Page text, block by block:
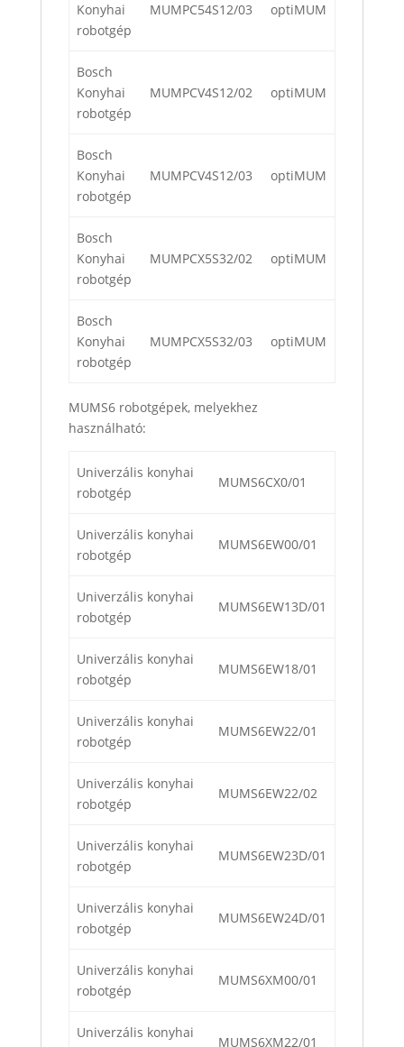
Konyhai
robotgép
MUMPC54S12/03 optiMUM
Bosch
Konyhai
robotgép
MUMPCV4S12/02 optiMUM
Bosch
Konyhai
robotgép
MUMPCV4S12/03 optiMUM
Bosch
Konyhai
robotgép
MUMPCX5S32/02 optiMUM
Bosch
Konyhai
robotgép
MUMPCX5S32/03 optiMUM
MUMS6 robotgépek, melyekhez
használható:
Univerzális konyhai
robotgép
MUMS6CX0/01
Univerzális konyhai
robotgép
MUMS6EW00/01
Univerzális konyhai
robotgép
MUMS6EW13D/01
Univerzális konyhai
robotgép
MUMS6EW18/01
Univerzális konyhai
robotgép
MUMS6EW22/01
Univerzális konyhai
robotgép
MUMS6EW22/02
Univerzális konyhai
robotgép
MUMS6EW23D/01
Univerzális konyhai
robotgép
MUMS6EW24D/01
Univerzális konyhai
robotgép
MUMS6XM00/01
Univerzális konyhai
MUMS6XM22/01